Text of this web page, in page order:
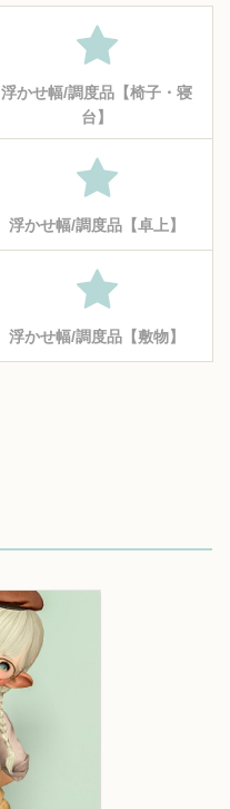
浮かせ幅/調度品【椅子・寝
台】
浮かせ幅/調度品【卓上】
浮かせ幅/調度品【敷物】